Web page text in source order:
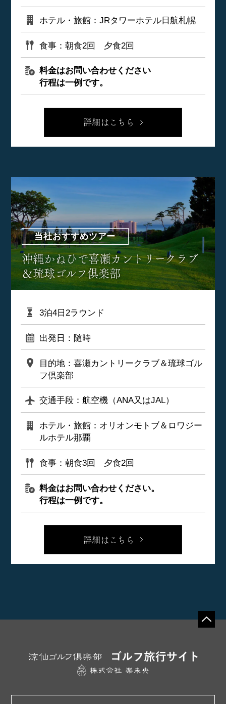
ホテル・旅館：JRタワーホテル日航札幌
食事：朝食2回 夕食2回
料金はお問い合わせください
行程は一例です。
詳細はこちら
当社おすすめツアー
沖縄かねひで喜瀬カントリークラブ
＆琉球ゴルフ倶楽部
3泊4日2ラウンド
出発日：随時
目的地：喜瀬カントリークラブ＆琉球ゴル
フ倶楽部
交通手段：航空機（ANA又はJAL）
ホテル・旅館：オリオンモトブ＆ロワジー
ルホテル那覇
食事：朝食3回 夕食2回
料金はお問い合わせください。
行程は一例です。
詳細はこちら